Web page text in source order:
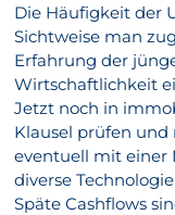
Die Häufigkeit der
Sichtweise man
Erfahrung der
Wirtschaftlichkeit
Jetzt noch in
Klausel prüfen und
eventuell mit einer
diverse
Späte Cashflows